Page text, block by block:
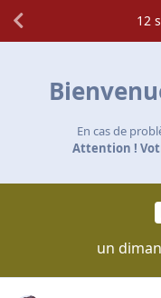
En cas de
Attention !
un
12